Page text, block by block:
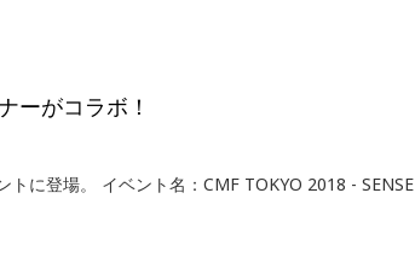
ーがコラボ！
に登場。 イベント名：CMF TOKYO 2018 - SENSE